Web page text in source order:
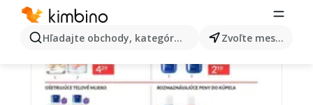
Hľadajte obchody, kategórie, produkty... Zvoľte mesto